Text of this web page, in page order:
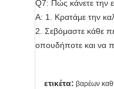
Q7: Πώς κάνετε την
Α: 1. Κρατάμε την
2. Σεβόμαστε κάθε
οπουδήποτε και να
ετικέτα: βαρέων